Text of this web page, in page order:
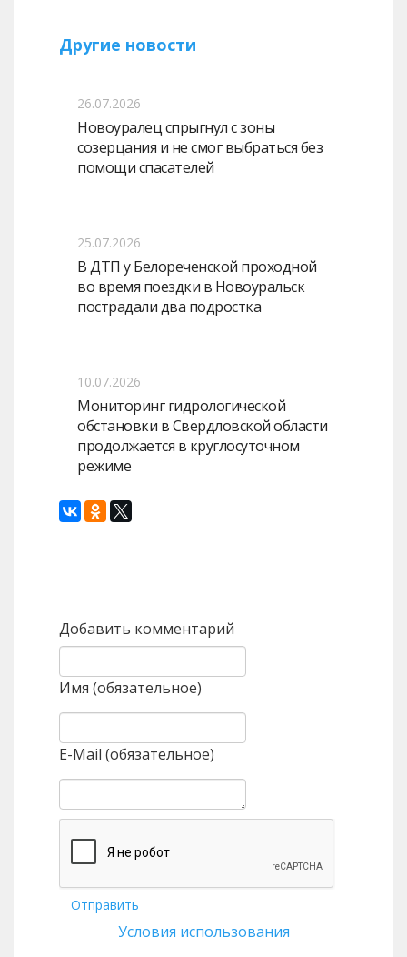
Другие новости
26.07.2026
Новоуралец спрыгнул с зоны
созерцания и не смог выбраться без
помощи спасателей
25.07.2026
В ДТП у Белореченской проходной
во время поездки в Новоуральск
пострадали два подростка
10.07.2026
Мониторинг гидрологической
обстановки в Свердловской области
продолжается в круглосуточном
режиме
Добавить комментарий
Имя (обязательное)
E-Mail (обязательное)
Отправить
Условия использования